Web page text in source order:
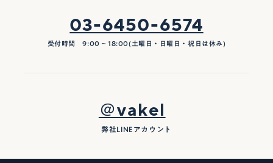
03-6450-6574
受付時間 9:00 ~ 18:00(土曜日・日曜日・祝日は休み)
＠vakel
弊社LINEアカウント